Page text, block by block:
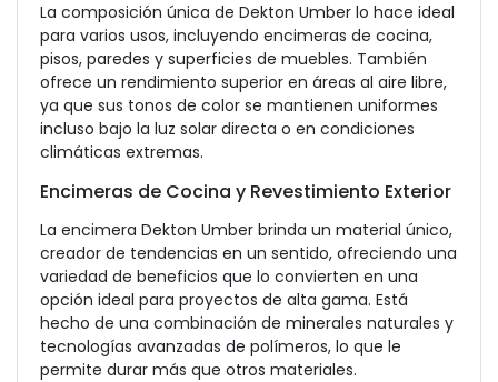
La composición única de Dekton Umber lo hace ideal
para varios usos, incluyendo encimeras de cocina,
pisos, paredes y superficies de muebles. También
ofrece un rendimiento superior en áreas al aire libre,
ya que sus tonos de color se mantienen uniformes
incluso bajo la luz solar directa o en condiciones
climáticas extremas.
Encimeras de Cocina y Revestimiento Exterior
La encimera Dekton Umber brinda un material único,
creador de tendencias en un sentido, ofreciendo una
variedad de beneficios que lo convierten en una
opción ideal para proyectos de alta gama. Está
hecho de una combinación de minerales naturales y
tecnologías avanzadas de polímeros, lo que le
permite durar más que otros materiales.